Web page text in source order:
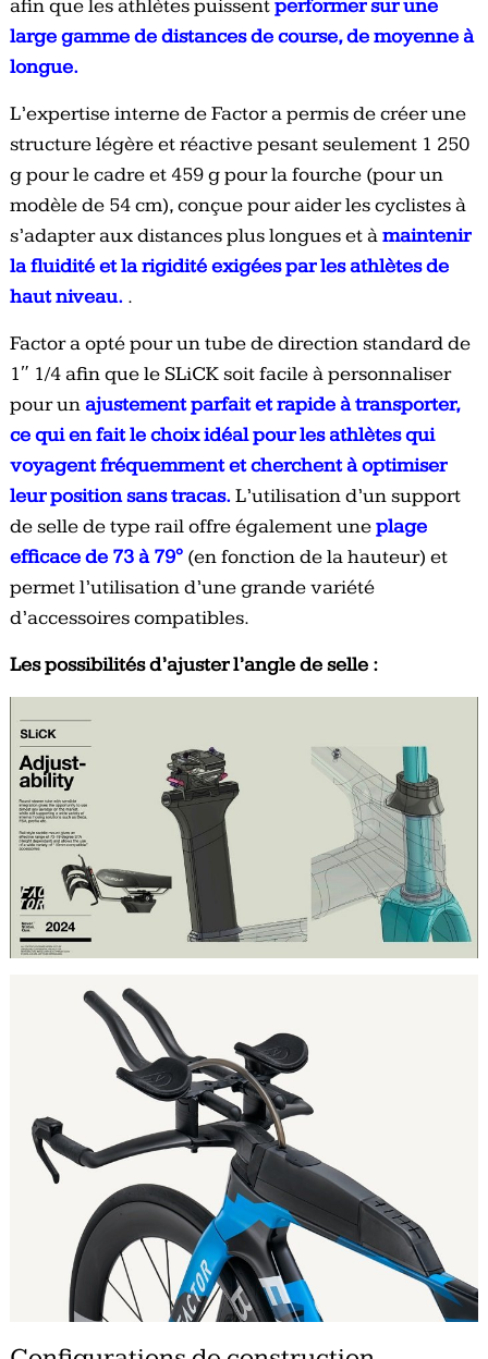
afin que les athlètes puissentperformer sur une
large gamme de distances de course, de moyenne à
longue.
L’expertise interne de Factor a permis de créer une
structure légère et réactive pesant seulement 1 250
g pour le cadre et 459 g pour la fourche (pour un
modèle de 54 cm), conçue pour aider les cyclistes à
s’adapter aux distances plus longues et àmaintenir
la fluidité et la rigidité exigées par les athlètes de
haut niveau. .
Factor a opté pour un tube de direction standard de
1″ 1/4 afin que le SLiCK soit facile à personnaliser
pour unajustement parfait et rapide à transporter,
ce qui en fait le choix idéal pour les athlètes qui
voyagent fréquemment et cherchent à optimiser
leur position sans tracas.L’utilisation d’un support
de selle de type rail offre également uneplage
efficace de 73 à 79°(en fonction de la hauteur) et
permet l’utilisation d’une grande variété
d’accessoires compatibles.
Les possibilités d’ajuster l’angle de selle :